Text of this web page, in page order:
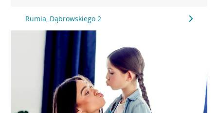
Rumia, Dąbrowskiego 2